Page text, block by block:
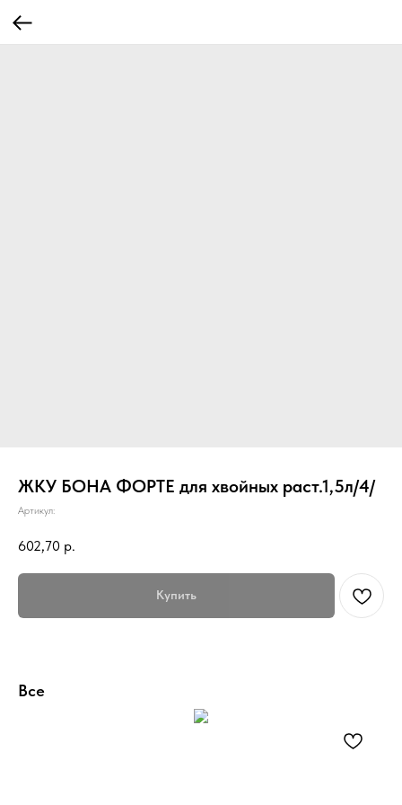
ЖКУ БОНА ФОРТЕ для хвойных раст.1,5л/4/
Артикул:
602,70 р.
Купить
Все